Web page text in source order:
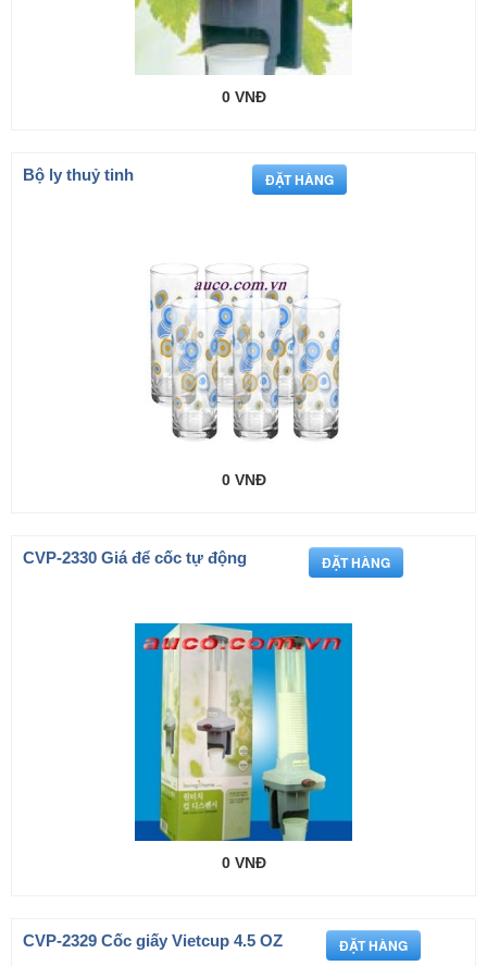
0 VNĐ
Bộ ly thuỷ tinh
0 VNĐ
CVP-2330 Giá để cốc tự động
0 VNĐ
CVP-2329 Cốc giấy Vietcup 4.5 OZ